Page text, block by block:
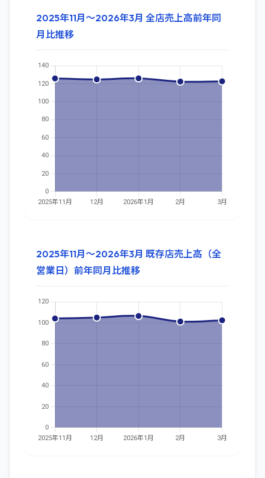
2025年11月～2026年3月 全店売上高前年同
月比推移
2025年11月～2026年3月 既存店売上高（全
営業日）前年同月比推移